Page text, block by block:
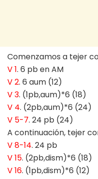
Comenzamos a tejer
V 1. 6 pb en AM
V 2. 6 aum (12)
V 3. (1pb,aum)*6 (18)
V 4. (2pb,aum)*6 (24)
V 5-7. 24 pb (24)
A continuación, tejer
V 8-14. 24 pb
V 15. (2pb,dism)*6 (18)
V 16. (1pb,dism)*6 (12)